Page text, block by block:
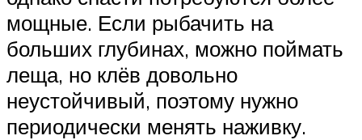
мощные. Если рыбачить на
больших глубинах, можно поймать
леща, но клёв довольно
неустойчивый, поэтому нужно
периодически менять наживку.